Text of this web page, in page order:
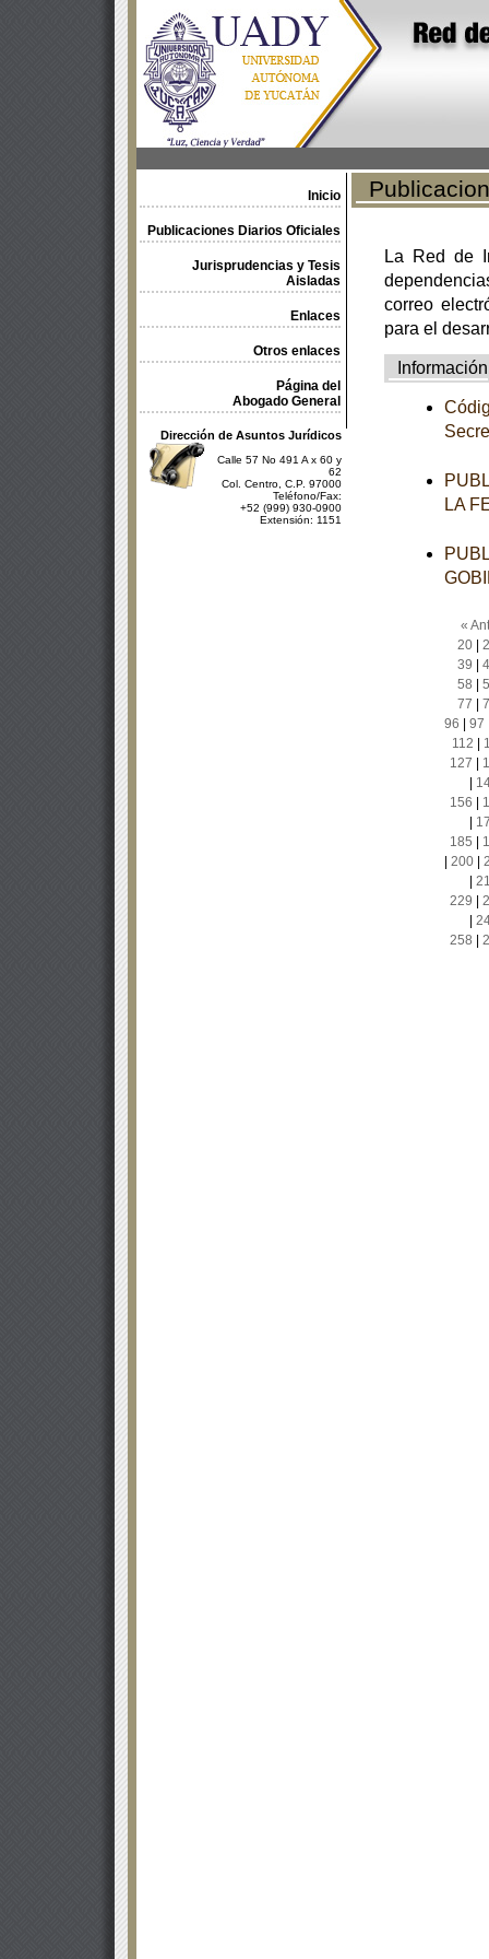
Inicio
Publicaciones Diarios Oficiales
Jurisprudencias y Tesis
Aisladas
Enlaces
Otros enlaces
Página del
Abogado General
Dirección de Asuntos Jurídicos
Calle 57 No 491 A x 60 y
62
Col. Centro, C.P. 97000
Teléfono/Fax:
+52 (999) 930-0900
Extensión: 1151
La Red de
correo
para el
Información
LA
«
20|
39
58
77
96
97
112
127
156
185
200|
229
258